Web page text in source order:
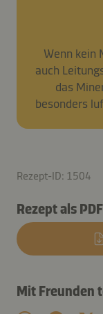
Wenn kein
auch
das
besonders
Rezept-ID: 1504
Rezept als PDF
Mit Freunden